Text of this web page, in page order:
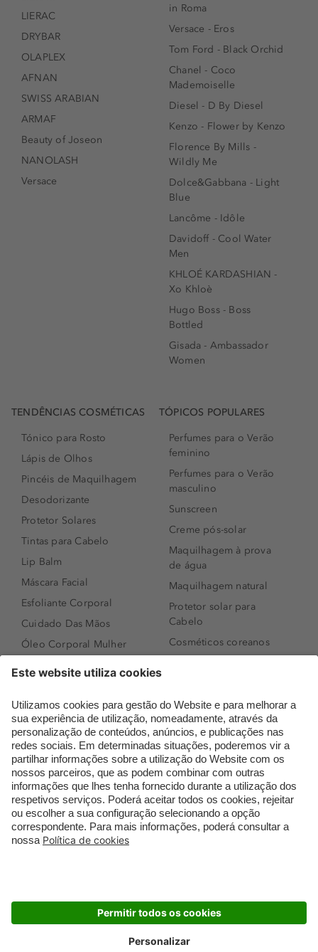
LIERAC
DRYBAR
OLAPLEX
AFNAN
SWISS ARABIAN
ARMAF
Beauty of Joseon
NANOLASH
Versace
in Roma
Versace - Eros
Tom Ford - Black Orchid
Chanel - Coco
Mademoiselle
Diesel - D By Diesel
Kenzo - Flower by Kenzo
Florence By Mills -
Wildly Me
Dolce&Gabbana - Light
Blue
Lancôme - Idôle
Davidoff - Cool Water
Men
KHLOÉ KARDASHIAN -
Xo Khloè
Hugo Boss - Boss
Bottled
Gisada - Ambassador
Women
TENDÊNCIAS COSMÉTICAS
Tónico para Rosto
Lápis de Olhos
Pincéis de Maquilhagem
Desodorizante
Protetor Solares
Tintas para Cabelo
Lip Balm
Máscara Facial
Esfoliante Corporal
Cuidado Das Mãos
Óleo Corporal Mulher
Sérum de Rosto
Body mist & Spray
corporal
Produtos para Cabelo
Homem
Espuma de Limpeza
Facial
Dermocosmética
TÓPICOS POPULARES
Perfumes para o Verão
feminino
Perfumes para o Verão
masculino
Sunscreen
Creme pós-solar
Maquilhagem à prova
de água
Maquilhagem natural
Protetor solar para
Cabelo
Cosméticos coreanos
Perfumes árabes
Novidades
Melhores Perfumes
Femininos
TOP 10: Perfumes
Masculinos
Pestanas Postiças
Creme Rosto Homem
Embalagens Sustentáveis